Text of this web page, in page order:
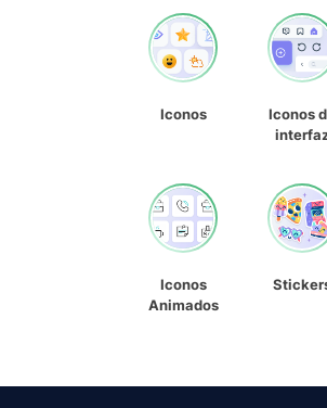
Iconos
Iconos
Iconos
Animados